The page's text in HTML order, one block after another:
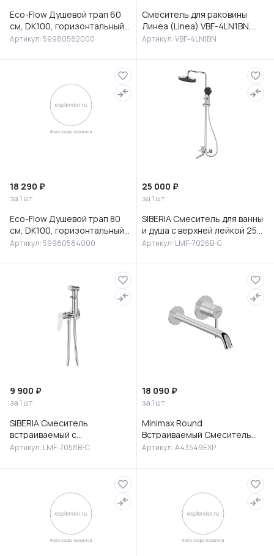
Eco-Flow Душевой трап 60
см, DK100, горизонтальный
сифон 60 мм, матовый
Артикул: 59980582000
Смеситель для раковины
Линеа (Linea) VBF-4LN1BN,
брашированный никель
Артикул: VBF-4LN1BN
18 290 ₽
за 1 шт
Eco-Flow Душевой трап 80
см, DK100, горизонтальный
сифон 60 мм, матовый
Артикул: 59980584000
25 000 ₽
за 1 шт
SIBERIA Смеситель для ванны
и душа с верхней лейкой 25
см, с изливом, латунь, хром,
Артикул: LMF-7026B-C
9 900 ₽
за 1 шт
SIBERIA Смеситель
встраиваемый с
гигиеническим душем,
Артикул: LMF-7058B-C
18 090 ₽
за 1 шт
Minimax Round
Встраиваемый Смеситель
для раковины, хром,
Артикул: A43549EXP